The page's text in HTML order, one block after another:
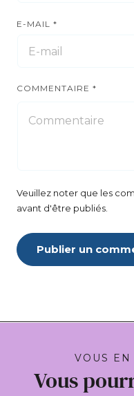
E-MAIL *
COMMENTAIRE *
Veuillez noter que les
avant d'être publiés.
Publier un
VOUS
Vous